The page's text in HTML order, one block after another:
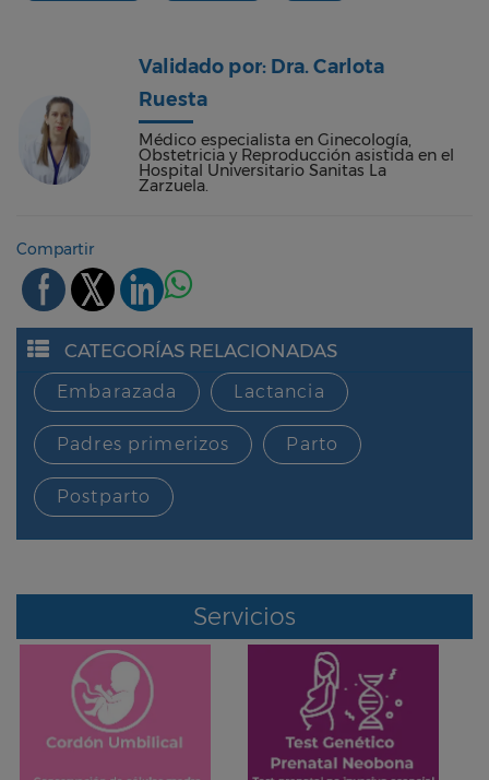
Validado por: Dra. Carlota
Ruesta
Médico especialista en Ginecología,
Obstetricia y Reproducción asistida en el
Hospital Universitario Sanitas La
Zarzuela.
Compartir
CATEGORÍAS RELACIONADAS
Embarazada Lactancia
Padres primerizos Parto
Postparto
Servicios